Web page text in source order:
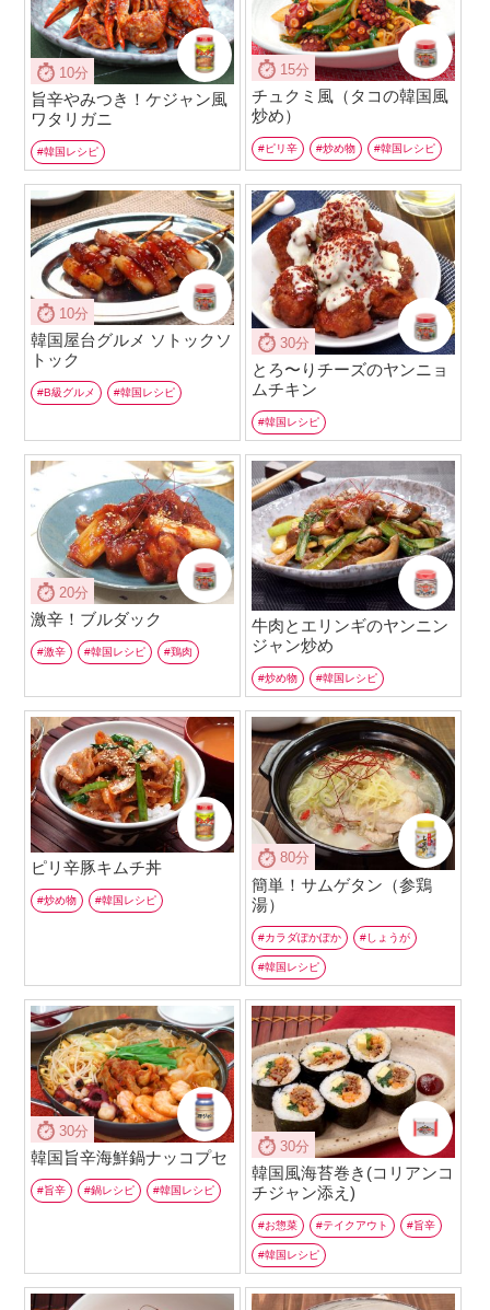
10分
旨辛やみつき！ケジャン風
ワタリガニ
韓国レシピ
15分
チュクミ風（タコの韓国風
炒め）
ピリ辛 炒め物 韓国レシピ
10分
韓国屋台グルメ ソトックソ
トック
B級グルメ 韓国レシピ
30分
とろ〜りチーズのヤンニョ
ムチキン
韓国レシピ
20分
激辛！ブルダック
激辛 韓国レシピ 鶏肉
牛肉とエリンギのヤンニン
ジャン炒め
炒め物 韓国レシピ
ピリ辛豚キムチ丼
炒め物 韓国レシピ
80分
簡単！サムゲタン（参鶏
湯）
カラダぽかぽか しょうが
韓国レシピ
30分
韓国旨辛海鮮鍋ナッコプセ
旨辛 鍋レシピ 韓国レシピ
30分
韓国風海苔巻き(コリアンコ
チジャン添え)
お惣菜 テイクアウト 旨辛
韓国レシピ